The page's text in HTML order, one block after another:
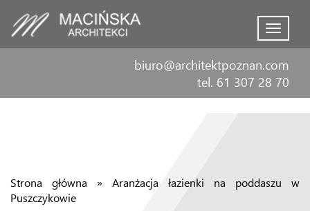
Menu
biuro@architektpoznan.com
tel. 61 307 28 70
Strona główna » Aranżacja łazienki na poddaszu w
Puszczykowie